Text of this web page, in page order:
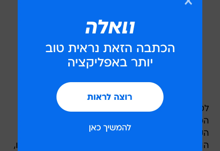
לטענת גורמים המעורים בפרטים, הפערים
המשמעותיים היו בין שמחי להנדל בנוגע לסוגיית
הקמת ממשלה עם החרדים - בקשר לכך הנדל
הוביל מולם קו ניצי המהווה נושא דגל במצע מפלגתו,